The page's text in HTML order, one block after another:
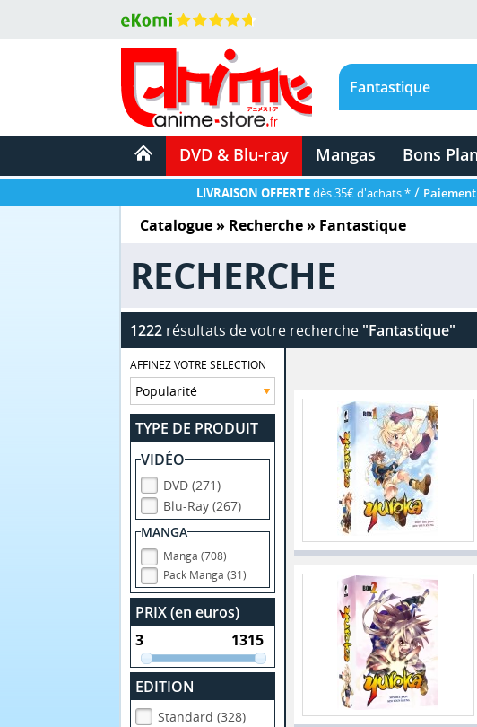
DVD & Blu-ray Mangas Bons
LIVRAISON OFFERTEdès 35€ d'achats * /
Catalogue» Recherche » Fantastique
RECHERCHE
1222résultats de votre recherche "Fantastique"
AFFINEZ VOTRE SELECTION
TYPE DE PRODUIT
VIDÉO
DVD (271)
Blu-Ray (267)
MANGA
Manga (708)
Pack Manga (31)
PRIX (en euros)
EDITION
Standard (328)